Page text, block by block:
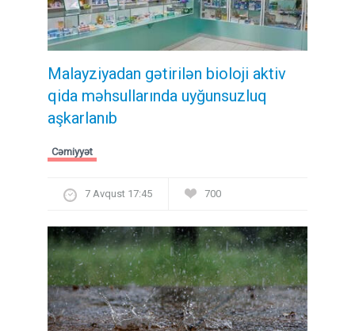
Malayziyadan gətirilən bioloji aktiv
qida məhsullarında uyğunsuzluq
aşkarlanıb
Cəmiyyət
7 Avqust 17:45 700